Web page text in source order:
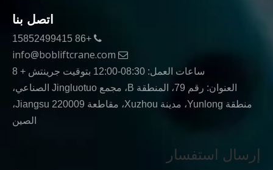
اتصل بنا

+86 15852499415

info@bobliftcrane.com
ساعات العمل: 08:30-12:00 بتوقيت جرينتش + 8
العنوان: رقم 79، المنطقة B، مجمع Jingluotuo الصناعي،
منطقة Yunlong، مدينة Xuzhou، مقاطعة Jiangsu 220009،
الصين
إرسال استفسار